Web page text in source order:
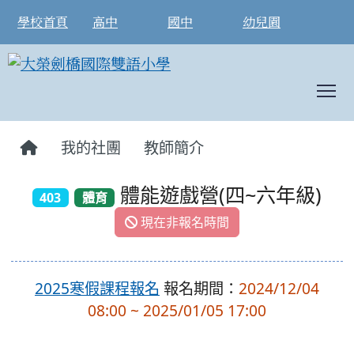
學校首頁 高中 國中 幼兒園
我的社團 教師簡介
403 體育 體能遊戲營(四~六年級)
現在非報名時間
2025寒假課程報名 報名期間： 2024/12/04
08:00 ~ 2025/01/05 17:00